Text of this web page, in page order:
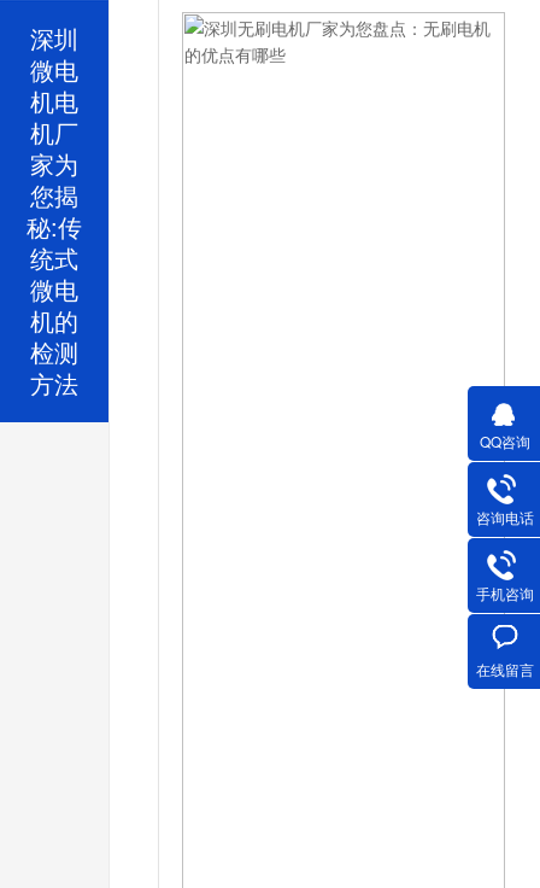
深圳
微电
机电
机厂
家为
您揭
秘:传
统式
微电
机的
检测
方法
QQ咨询
咨询电话
手机咨询
在线留言